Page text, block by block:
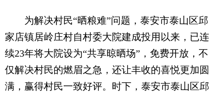
为解决村民“晒粮难”问题，泰安市泰山区邱
家店镇居岭庄村自村委大院建成投用以来，已连
续23年将大院设为“共享晾晒场”，免费开放，不
仅解决村民的燃眉之急，还让丰收的喜悦更加圆
满，赢得村民一致好评。时下，泰安市泰山区邱